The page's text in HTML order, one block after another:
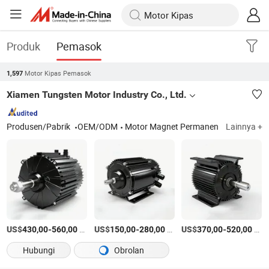
Produk Pemasok
1,597 Motor Kipas Pemasok
Xiamen Tungsten Motor Industry Co., Ltd.
Produsen/Pabrik OEM/ODM Motor Magnet Permanen Lainnya +
US$430,00-560,00 US$150,00-280,00/piece US$370,00-520,00
Hubungi
Obrolan